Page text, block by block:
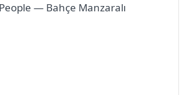
Wi-Fi
Room — Çatı Katı Balkonsuz
— Bahçe Manzaralı